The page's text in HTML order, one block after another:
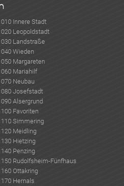
Innere Stadt
Leopoldstadt
Landstraße
Wieden
Margareten
Mariahilf
Neubau
Josefstadt
Alsergrund
Favoriten
Simmering
Meidling
Hietzing
Penzing
Rudolfsheim-Fünfhaus
Ottakring
Hernals